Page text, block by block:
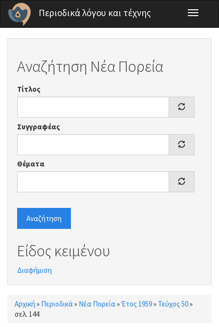
Παράκαμψη προς το κυρίως περιεχόμενο
Περιοδικά λόγου και τέχνης
Toggle
Αναζήτηση Νέα Πορεία
Τίτλος
Συγγραφέας
Θέματα
Αναζήτηση
Είδος κειμένου
Διαφήμιση
Είστε εδώ
Αρχική » Περιοδικά » Νέα Πορεία »Έτος 1959» Τεύχος 50»
σελ. 144